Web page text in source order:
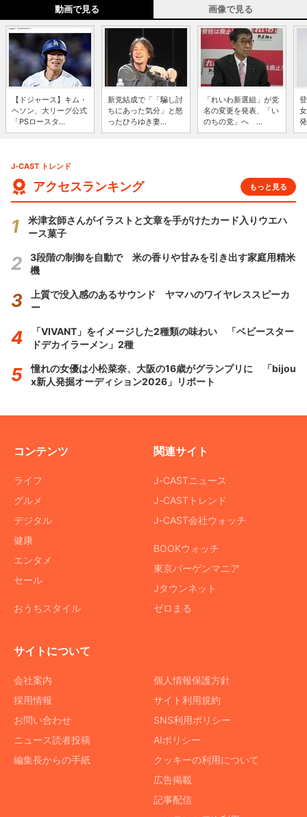
動画で見る 画像で見る
【ドジャース】キム・
ヘソン、大リーグ公式
「PSロースタ...
新党結成で「「騙し討
ちにあった気分」と怒
ったひろゆき妻...
「れいわ新選組」が党
名の変更を発表、「い
のちの党」へ ...
J-CAST トレンド
アクセスランキング もっと見る
米津玄師さんがイラストと文章を手がけたカード入りウエハ
ース菓子
3段階の制御を自動で 米の香りや甘みを引き出す家庭用精米
機
上質で没入感のあるサウンド ヤマハのワイヤレススピーカ
ー
「VIVANT」をイメージした2種類の味わい 「ベビースター
ドデカイラーメン」2種
憧れの女優は小松菜奈、大阪の16歳がグランプリに 「bijou
x新人発掘オーディション2026」リポート
コンテンツ
ライフ
グルメ
デジタル
健康
エンタメ
セール
おうちスタイル
関連サイト
J-CASTニュース
J-CASTトレンド
J-CAST会社ウォッチ
BOOKウォッチ
東京バーゲンマニア
Jタウンネット
ゼロまる
サイトについて
会社案内
採用情報
お問い合わせ
ニュース読者投稿
編集長からの手紙
個人情報保護方針
サイト利用規約
SNS利用ポリシー
AIポリシー
クッキーの利用について
広告掲載
記事配信